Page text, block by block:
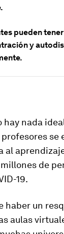
pueden
y
hay nada
se
al
de
19.
haber un
aulas